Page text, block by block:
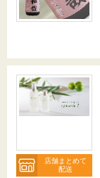
店舗まとめて
配送